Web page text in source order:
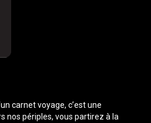
carnet voyage, c’est une
nos périples, vous partirez à la